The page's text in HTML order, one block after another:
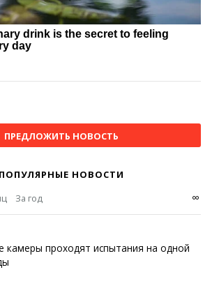
ПРЕДЛОЖИТЬ НОВОСТЬ
ПОПУЛЯРНЫЕ НОВОСТИ
За год ∞
проходят испытания на одной